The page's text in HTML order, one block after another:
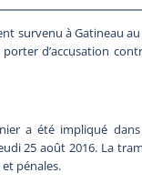
survenu à Gatineau
d’accusation
a été impliqué
25 août 2016. La
pénales.